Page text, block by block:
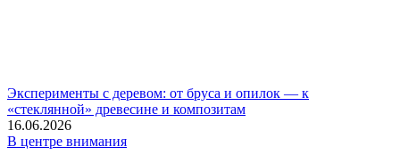
Эксперименты с деревом: от бруса и опилок — к
«стеклянной» древесине и композитам
16.06.2026
В центре внимания